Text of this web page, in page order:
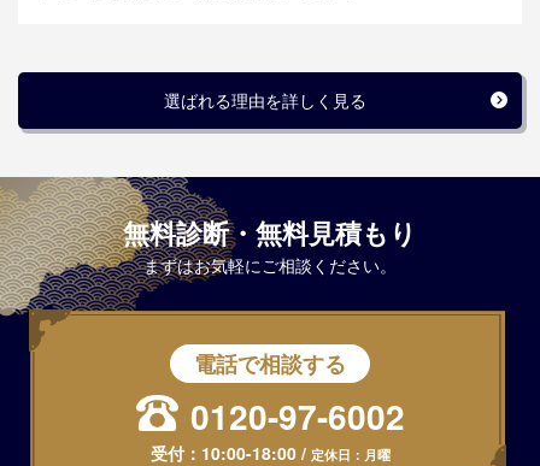
選ばれる理由を詳しく見る
無料診断・無料見積もり
まずはお気軽にご相談ください。
電話で相談する
0120-97-6002
受付： 10:00-18:00/ 定休日：月曜